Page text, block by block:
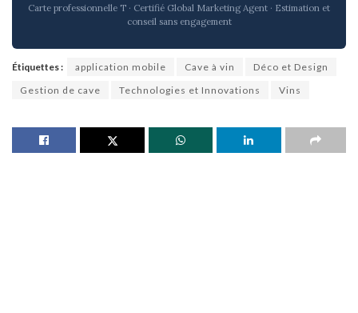
Carte professionnelle T · Certifié Global Marketing Agent · Estimation et
conseil sans engagement
Étiquettes : application mobile Cave à vin
Déco et Design
Gestion de cave
Technologies et Innovations Vins